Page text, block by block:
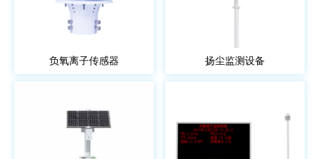
负氧离子传感器 扬尘监测设备